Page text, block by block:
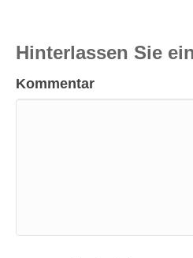
Hinterlassen Sie
Kommentar